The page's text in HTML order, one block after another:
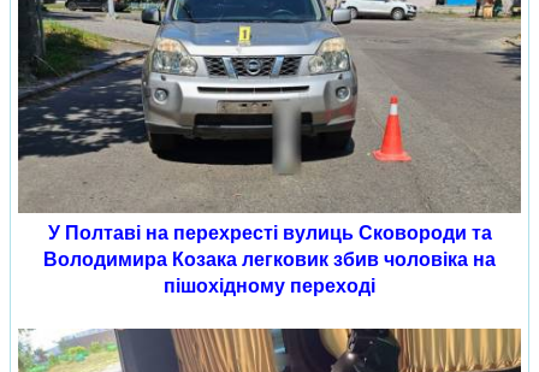
У Полтаві на перехресті вулиць Сковороди та
Володимира Козака легковик збив чоловіка на
пішохідному переході